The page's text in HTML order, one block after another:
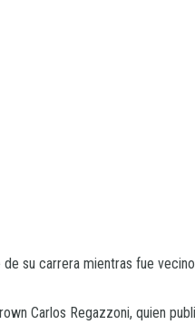
su carrera mientras fue
Carlos Regazzoni, quien